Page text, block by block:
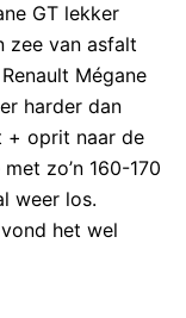
GT lekker
zee van asfalt
Mégane
harder dan
+ oprit naar de
zo’n 160-170
weer los.
het wel